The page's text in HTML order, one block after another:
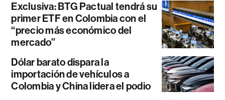
Exclusiva: BTG Pactual tendrá su
primer ETF en Colombia con el
“precio más económico del
mercado”
Dólar barato dispara la
importación de vehículos a
Colombia y China lidera el podio